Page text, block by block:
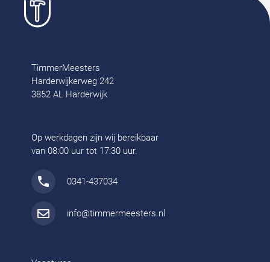
TimmerMeesters
Harderwijkerweg 242
3852 AL Harderwijk
Op werkdagen zijn wij bereikbaar
van 08:00 uur tot 17:30 uur.
0341-437034
info@timmermeesters.nl